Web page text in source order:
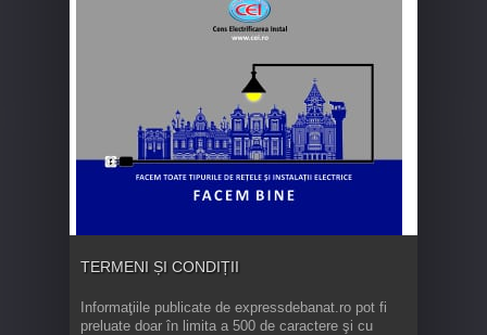
TERMENI ȘI CONDIȚII
Informaţiile publicate de expressdebanat.ro pot fi
preluate doar în limita a 500 de caractere şi cu